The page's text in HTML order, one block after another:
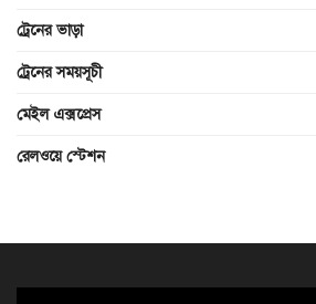
ট্রেনের ভাড়া
ট্রেনের সময়সূচী
মেইল এক্সপ্রেস
রেলওয়ে স্টেশন